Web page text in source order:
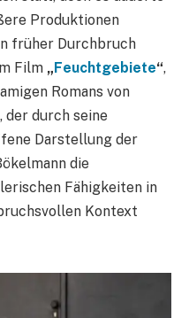
Produktionen
früher Durchbruch
Film „Feuchtgebiete“,
Romans von
der durch seine
Darstellung der
die
Fähigkeiten in
Kontext